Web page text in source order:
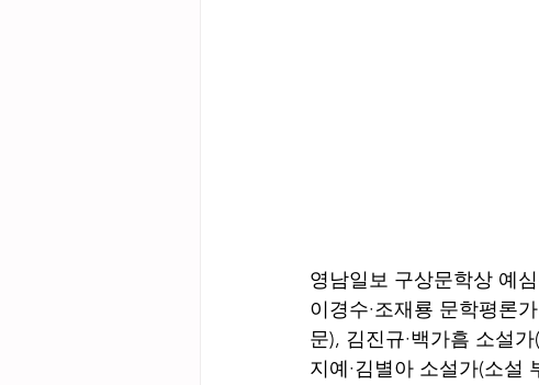
영남일보 구상문학상 예
이경수·조재룡 문학평론
문), 김진규·백가흠 소설
지예·김별아 소설가(소설